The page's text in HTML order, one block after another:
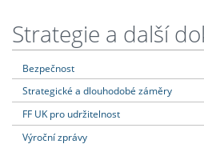
Strategie a další
Bezpečnost
Strategické a dlouhodobé záměry
FF UK pro udržitelnost
Výroční zprávy